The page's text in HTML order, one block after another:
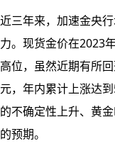
近三年来，加速金央
力。现货金价在2023
高位，虽然近期有所
元，年内累计上涨达
的不确定性上升、黄
的预期。